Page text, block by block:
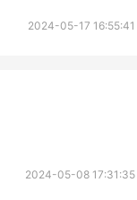
2024-05-17 16:55:41
2024-05-08 17:31:35